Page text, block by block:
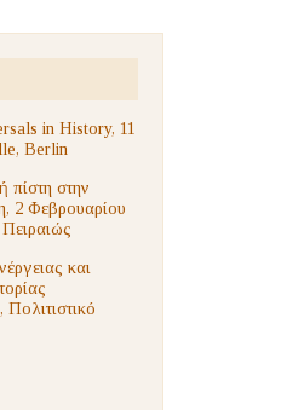
in History, 11
Berlin
πίστη στην
2 Φεβρουαρίου
και